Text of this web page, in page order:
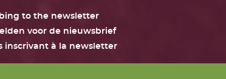
to the newsletter
voor de nieuwsbrief
inscrivant à la newsletter